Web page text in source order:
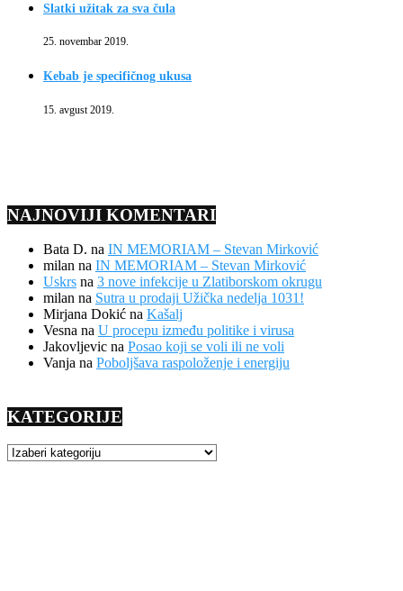
Slatki užitak za sva čula
25. novembar 2019.
Kebab je specifičnog ukusa
15. avgust 2019.
NAJNOVIJI KOMENTARI
Bata D. na IN MEMORIAM – Stevan Mirković
milan na IN MEMORIAM – Stevan Mirković
Uskrs na 3 nove infekcije u Zlatiborskom okrugu
milan na Sutra u prodaji Užička nedelja 1031!
Mirjana Dokić na Kašalj
Vesna na U procepu između politike i virusa
Jakovljevic na Posao koji se voli ili ne voli
Vanja na Poboljšava raspoloženje i energiju
KATEGORIJE
KATEGORIJE